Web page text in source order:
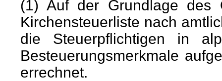
(1) Auf der Grundlage des
Kirchensteuerliste nach
die Steuerpflichtigen in
Besteuerungsmerkmale
errechnet.